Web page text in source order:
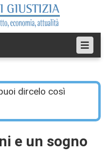
dircelo così
e un sogno